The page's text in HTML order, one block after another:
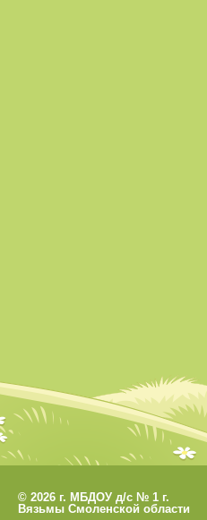
© 2026 г. МБДОУ д/с № 1 г.
Вязьмы Смоленской области